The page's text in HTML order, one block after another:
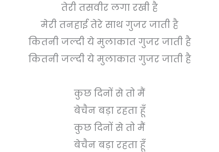
तेरी तसवीर लगा रखी है
मेरी तनहाई तेरे साथ गुजर जाती है
कितनी जल्दी ये मुलाकात गुजर जाती है
कितनी जल्दी ये मुलाकात गुजर जाती है
कुछ दिनों से तो मैं
बेचैन बड़ा रहता हूँ
कुछ दिनों से तो मैं
बेचैन बड़ा रहता हूँ